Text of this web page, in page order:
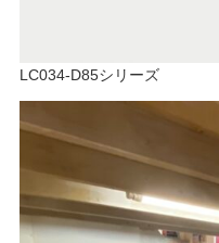
LC034-D85シリーズ